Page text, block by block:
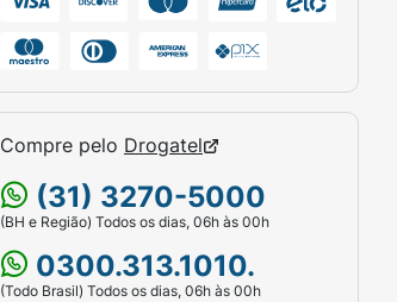
Compre pelo Drogatel
(31) 3270-5000
(BH e Região) Todos os dias, 06h às 00h
0300.313.1010.
(Todo Brasil) Todos os dias, 06h às 00h